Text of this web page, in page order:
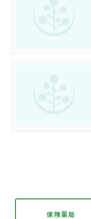
保険薬局